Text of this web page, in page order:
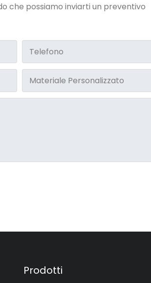
che possiamo inviarti un preventivo
Telefono
Materiale Personalizzato
Prodotti